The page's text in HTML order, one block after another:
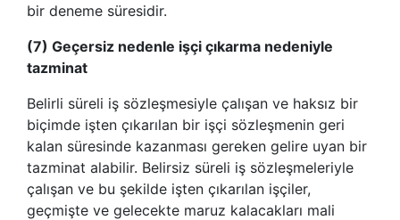
bir deneme süresidir.
(7) Geçersiz nedenle işçi çıkarma nedeniyle
tazminat
Belirli süreli iş sözleşmesiyle çalışan ve haksız bir
biçimde işten çıkarılan bir işçi sözleşmenin geri
kalan süresinde kazanması gereken gelire uyan bir
tazminat alabilir. Belirsiz süreli iş sözleşmeleriyle
çalışan ve bu şekilde işten çıkarılan işçiler,
geçmişte ve gelecekte maruz kalacakları mali